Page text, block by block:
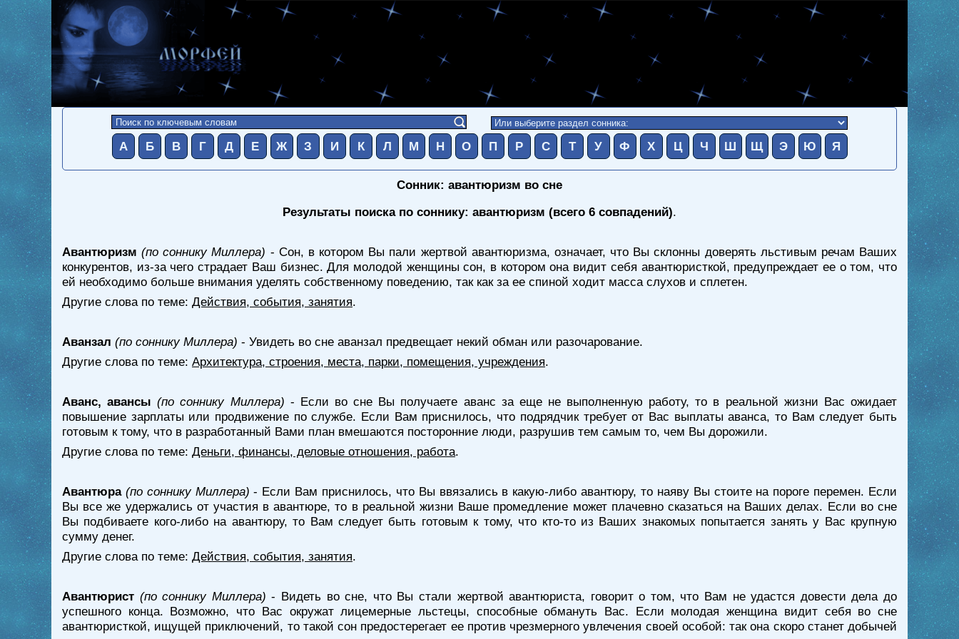
А Б В Г Д Е Ж З И К Л М Н О П Р С Т У Ф Х Ц Ч Ш Щ Э Ю Я
Сонник: авантюризм во сне
Результаты поиска по соннику: авантюризм (всего 6 совпадений).
Авантюризм (по соннику Миллера) - Сон, в котором Вы пали жертвой авантюризма, означает, что Вы склонны доверять льстивым речам Ваших
конкурентов, из-за чего страдает Ваш бизнес. Для молодой женщины сон, в котором она видит себя авантюристкой, предупреждает ее о том, что
ей необходимо больше внимания уделять собственному поведению, так как за ее спиной ходит масса слухов и сплетен.
Другие слова по теме: Действия, события, занятия.
Аванзал (по соннику Миллера) - Увидеть во сне аванзал предвещает некий обман или разочарование.
Другие слова по теме: Архитектура, строения, места, парки, помещения, учреждения.
Аванс, авансы (по соннику Миллера) - Если во сне Вы получаете аванс за еще не выполненную работу, то в реальной жизни Вас ожидает
повышение зарплаты или продвижение по службе. Если Вам приснилось, что подрядчик требует от Вас выплаты аванса, то Вам следует быть
готовым к тому, что в разработанный Вами план вмешаются посторонние люди, разрушив тем самым то, чем Вы дорожили.
Другие слова по теме: Деньги, финансы, деловые отношения, работа.
Авантюра (по соннику Миллера) - Если Вам приснилось, что Вы ввязались в какую-либо авантюру, то наяву Вы стоите на пороге перемен. Если
Вы все же удержались от участия в авантюре, то в реальной жизни Ваше промедление может плачевно сказаться на Ваших делах. Если во сне
Вы подбиваете кого-либо на авантюру, то Вам следует быть готовым к тому, что кто-то из Ваших знакомых попытается занять у Вас крупную
сумму денег.
Другие слова по теме: Действия, события, занятия.
Авантюрист (по соннику Миллера) - Видеть во сне, что Вы стали жертвой авантюриста, говорит о том, что Вам не удастся довести дела до
успешного конца. Возможно, что Вас окружат лицемерные льстецы, способные обмануть Вас. Если молодая женщина видит себя во сне
авантюристкой, ищущей приключений, то такой сон предостерегает ее против чрезмерного увлечения своей особой: так она скоро станет добычей